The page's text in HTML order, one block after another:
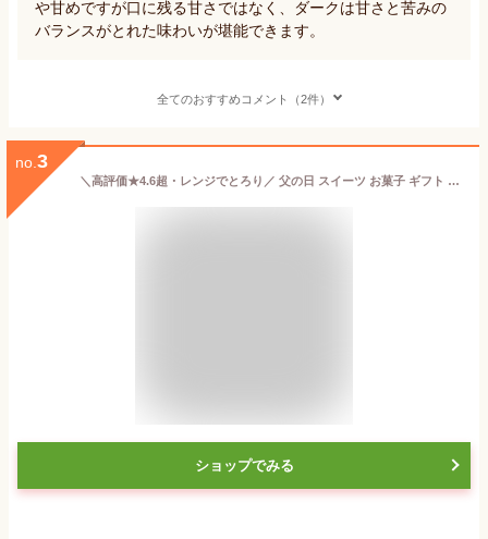
や甘めですが口に残る甘さではなく、ダークは甘さと苦みの
バランスがとれた味わいが堪能できます。
全てのおすすめコメント（2件）
no. 3
＼高評価★4.6超・レンジでとろり／ 父の日 スイーツ お菓子 ギフト 健康 個包装 誕生日 プレゼント チョコ クッキー タルト 引越し 退職 挨拶 お礼 会社 職場 学校 子供 お供え 手土産 おしゃれ かわいい 高級 ばらまき お配り 乳酸菌チョコロン
ショップでみる